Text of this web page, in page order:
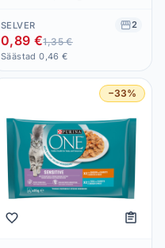
SELVER 2
0,89 €1,35 €
Säästad 0,46 €
−33%